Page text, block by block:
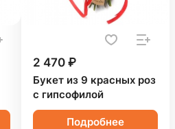
2 470 ₽
Букет из 9 красных роз
с гипсофилой
Подробнее